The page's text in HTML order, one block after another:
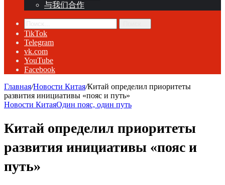
与我们合作
TikTok
Telegram
vk.com
YouTube
Facebook
Главная/Новости Китая/Китай определил приоритеты
развития инициативы «пояс и путь»
Новости КитаяОдин пояс, один путь
Китай определил приоритеты
развития инициативы «пояс и
путь»